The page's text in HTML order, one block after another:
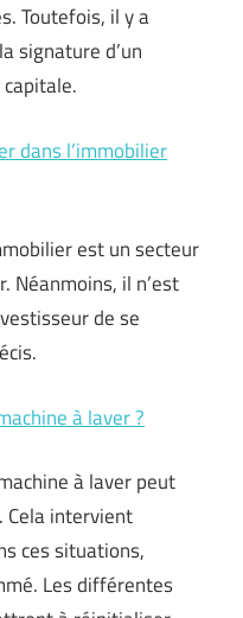
Toutefois, il y a
signature d’un
dans l’immobilier
est un secteur
Néanmoins, il n’est
de se
à laver ?
à laver peut
Cela intervient
ces situations,
Les différentes